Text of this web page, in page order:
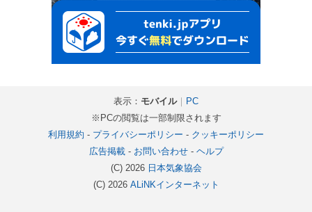
表示： モバイル｜ PC
※PCの閲覧は一部制限されます
利用規約 - プライバシーポリシー - クッキーポリシー
広告掲載- お問い合わせ- ヘルプ
(C) 2026 日本気象協会
(C) 2026 ALiNKインターネット